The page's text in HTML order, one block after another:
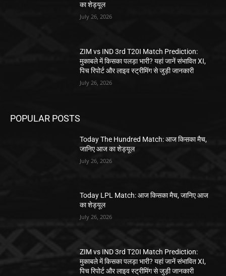
का शेड्यूल
July 26, 2026
ZIM vs IND 3rd T20I Match Prediction:
मुकाबले में किसका पलड़ा भारी? यहां जानें संभावित XI,
पिच रिपोर्ट और लाइव स्ट्रीमिंग से जुड़ी जानकारी
July 26, 2026
POPULAR POSTS
Today The Hundred Match: आज किसका मैच,
जानिए आज का शेड्यूल
July 26, 2026
Today LPL Match: आज किसका मैच, जानिए आज
का शेड्यूल
July 26, 2026
ZIM vs IND 3rd T20I Match Prediction:
मुकाबले में किसका पलड़ा भारी? यहां जानें संभावित XI,
पिच रिपोर्ट और लाइव स्ट्रीमिंग से जुड़ी जानकारी